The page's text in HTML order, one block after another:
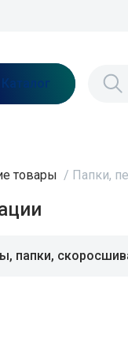
Каталог
товары / Папки,
папки,